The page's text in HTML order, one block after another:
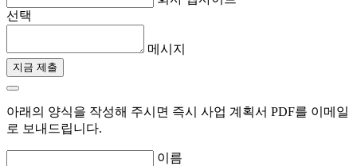
선택
메시지
지금 제출
아래의 양식을 작성해 주시면 즉시 사업 계획서 PDF를 이메일
로 보내드립니다.
이름